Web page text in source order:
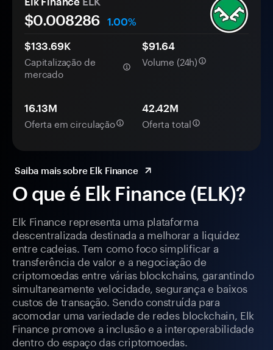
O que é Elk Finance (ELK)?
Elk Finance representa uma plataforma
descentralizada destinada a melhorar a liquidez
entre cadeias. Tem como foco simplificar a
transferência de valor e a negociação de
criptomoedas entre várias blockchains, garantindo
simultaneamente velocidade, segurança e baixos
custos de transação. Sendo construída para
acomodar uma variedade de redes blockchain, Elk
Finance promove a inclusão e a interoperabilidade
dentro do espaço das criptomoedas.
$0.008286
1.00%
$133.69K
Capitalização de
mercado
$91.64
Volume (24h)
16.13M
Oferta em circulação
42.42M
Oferta total
Saiba mais sobre Elk Finance